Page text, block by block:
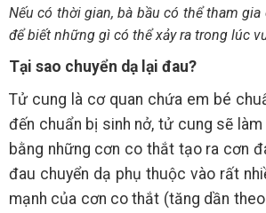
Nếu có thời gian, bà bầu có thể tham
để biết những gì có thể xảy ra trong lúc
Tại sao chuyển dạ lại đau?
Tử cung là cơ quan chứa em bé
đến chuẩn bị sinh nở, tử cung sẽ
bằng những cơn co thắt tạo ra cơn
đau chuyển dạ phụ thuộc vào rất
mạnh của cơn co thắt (tăng dần